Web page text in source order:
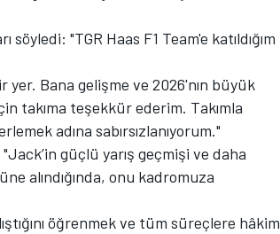
"TGR Haas F1 Team'e katıldığım
yer. Bana gelişme ve 2026'nın büyük
takıma teşekkür ederim. Takımla
adına sabırsızlanıyorum."
güçlü yarış geçmişi ve daha
alındığında, onu kadromuza
öğrenmek ve tüm süreçlere hâkim